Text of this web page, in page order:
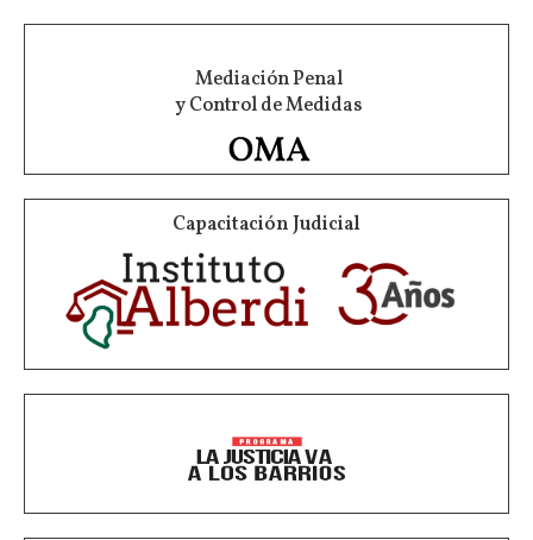
Mediación Penal
y Control de Medidas
Capacitación Judicial